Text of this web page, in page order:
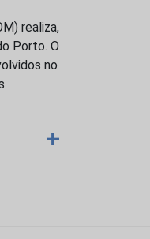
realiza,
Porto. O
no
+